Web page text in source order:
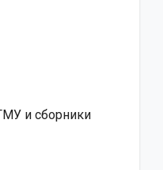
и сборники